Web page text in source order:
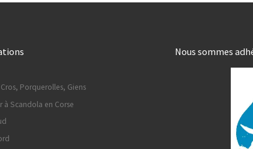
Porquerolles, Giens
à Scandola en Corse
Nous sommes